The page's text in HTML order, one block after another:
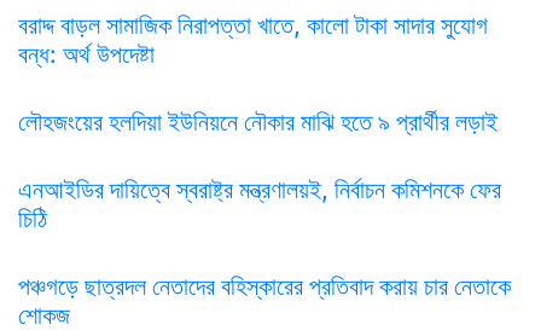
বরাদ্দ বাড়ল সামাজিক নিরাপত্তা খাতে, কালো টাকা সাদার সুযোগ
বন্ধ: অর্থ উপদেষ্টা
লৌহজংয়ের হলদিয়া ইউনিয়নে নৌকার মাঝি হতে ৯ প্রার্থীর লড়াই
এনআইডির দায়িত্বে স্বরাষ্ট্র মন্ত্রণালয়ই, নির্বাচন কমিশনকে ফের
চিঠি
পঞ্চগড়ে ছাত্রদল নেতাদের বহিস্কারের প্রতিবাদ করায় চার নেতাকে
শোকজ